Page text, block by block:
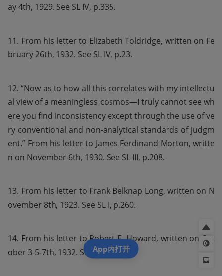
ay 4th, 1929. See SL IV, p.335.
11. From his letter to Elizabeth Toldridge, written on Fe
bruary 26th, 1932. See SL IV, p.23.
12. “Now as to how all this correlates with my intellectu
al view of a meaningless cosmos—I truly cannot see wh
ere you find inconsistency except through the use of ve
ry conventional and non-analytical standards of judgm
ent.” From his letter to James Ferdinand Morton, writte
n on November 6th, 1930. See SL III, p.208.
13. From his letter to Frank Belknap Long, written on N
ovember 8th, 1923. See SL I, p.260.
14. From his letter to Robert E. Howard, written on Oct
ober 3-5-7th, 1932. See SL IV, p.82.
App内打开